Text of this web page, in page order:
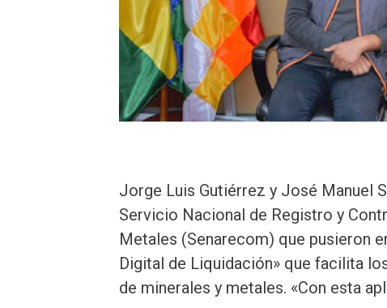
Jorge Luis Gutiérrez y José Manuel
Servicio Nacional de Registro y
Metales (Senarecom) que pusieron
Digital de Liquidación» que facilita
de minerales y metales. «Con esta